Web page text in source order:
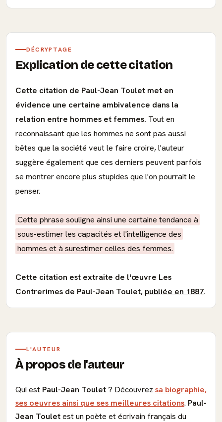
DÉCRYPTAGE
Explication de cette citation
Cette citation de Paul-Jean Toulet met en
évidence une certaine ambivalence dans la
relation entre hommes et femmes. Tout en
reconnaissant que les hommes ne sont pas aussi
bêtes que la société veut le faire croire, l'auteur
suggère également que ces derniers peuvent parfois
se montrer encore plus stupides que l'on pourrait le
penser.
Cette phrase souligne ainsi une certaine tendance à
sous-estimer les capacités et l'intelligence des
hommes et à surestimer celles des femmes.
Cette citation est extraite de l'œuvre Les
Contrerimes de Paul-Jean Toulet, publiée en 1887.
L'AUTEUR
À propos de l'auteur
Qui est Paul-Jean Toulet? Découvrez sa biographie,
ses oeuvres ainsi que ses meilleures citations. Paul-
Jean Touletest un poète et écrivain français du